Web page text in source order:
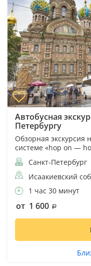
Автобусная
Петербургу
Обзорная экскурсия
системе «hop on —
Санкт-Петербург
Исаакиевский
1 час 30 минут
от 1 600